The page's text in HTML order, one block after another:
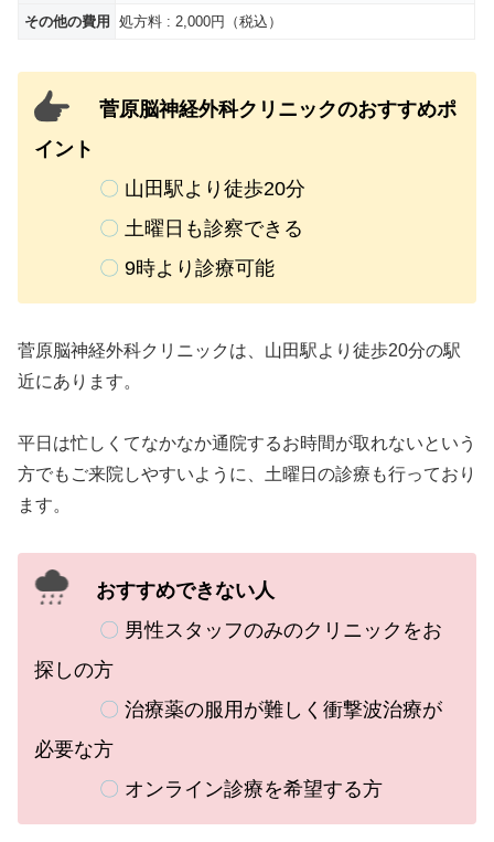
その他の費用 処方料 : 2,000円（税込）
菅原脳神経外科クリニックのおすすめポ
イント
〇 山田駅より徒歩20分
〇 土曜日 も診察できる
〇 9時より診療可能
菅原脳神経外科クリニックは、山田駅より徒歩20分の駅
近にあります。
平日は忙しくてなかなか通院するお時間が取れないという
方でもご来院しやすいように、土曜日の診療も行っており
ます。
おすすめできない人
〇 男性スタッフのみのクリニックをお
探しの方
〇 治療薬の服用が難しく衝撃波治療が
必要な方
〇 オンライン診療を希望する方